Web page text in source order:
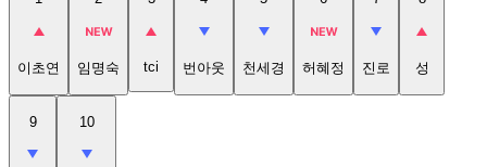
이초연 임명숙 tci 번아웃 천세경 허혜정 진로 성
9 10